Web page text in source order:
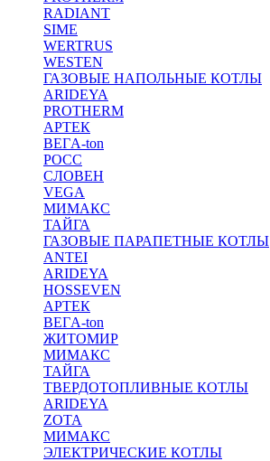
RADIANT
SIME
WERTRUS
WESTEN
ГАЗОВЫЕ НАПОЛЬНЫЕ КОТЛЫ
ARIDEYA
PROTHERM
АРТЕК
ВЕГA-ton
РОСС
СЛОВЕН
VEGA
МИМАКС
ТАЙГА
ГАЗОВЫЕ ПАРАПЕТНЫЕ КОТЛЫ
ANTEI
ARIDEYA
HOSSEVEN
АРТЕК
ВЕГA-ton
ЖИТОМИР
МИМАКС
ТАЙГА
ТВЕРДОТОПЛИВНЫЕ КОТЛЫ
ARIDEYA
ZOTA
МИМАКС
ЭЛЕКТРИЧЕСКИЕ КОТЛЫ